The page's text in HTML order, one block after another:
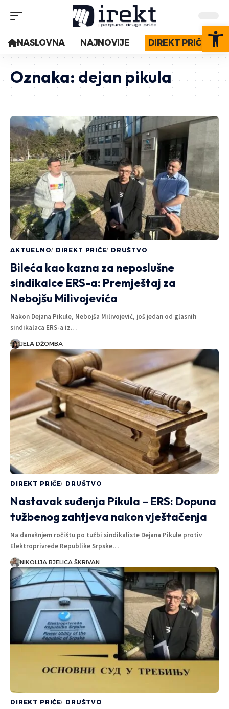
NASLOVNA NAJNOVIJE DIREKT PRIČE
Oznaka: dejan pikula
AKTUELNO DIREKT PRIČE DRUŠTVO
Bileća kao kazna za neposlušne
sindikalce ERS-a: Premještaj za
Nebojšu Milivojevića
Nakon Dejana Pikule, Nebojša Milivojević, još jedan od glasnih
sindikalaca ERS-a iz…
JELA DŽOMBA
DIREKT PRIČE DRUŠTVO
Nastavak suđenja Pikula – ERS: Dopuna
tužbenog zahtjeva nakon vještačenja
Na današnjem ročištu po tužbi sindikaliste Dejana Pikule protiv
Elektroprivrede Republike Srpske…
NIKOLIJA BJELICA ŠKRIVAN
DIREKT PRIČE DRUŠTVO